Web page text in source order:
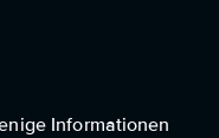
Informationen